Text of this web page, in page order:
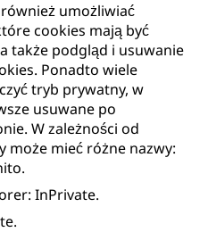
umożliwiać
cookies mają być
także podgląd i usuwanie
Ponadto wiele
tryb prywatny, w
usuwane po
W zależności od
mieć różne nazwy:
InPrivate.